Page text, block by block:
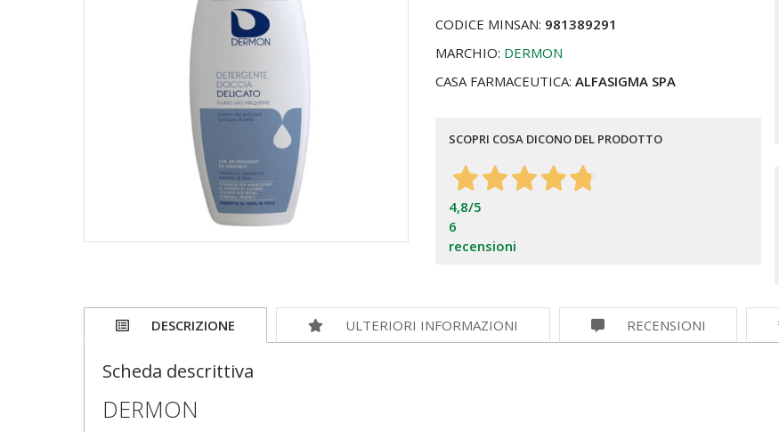
CODICE MINSAN: 981389291
MARCHIO: DERMON
CASA FARMACEUTICA:ALFASIGMA SPA
SCOPRI COSA DICONO DEL PRODOTTO
4,8/5
6
recensioni
DESCRIZIONE ULTERIORI INFORMAZIONI RECENSIONI
Scheda descrittiva
DERMON